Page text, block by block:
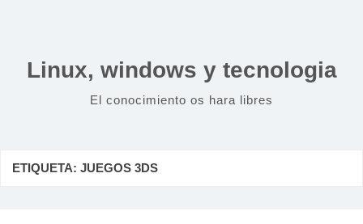
Linux, windows y tecnologia
El conocimiento os hara libres
ETIQUETA: JUEGOS 3DS